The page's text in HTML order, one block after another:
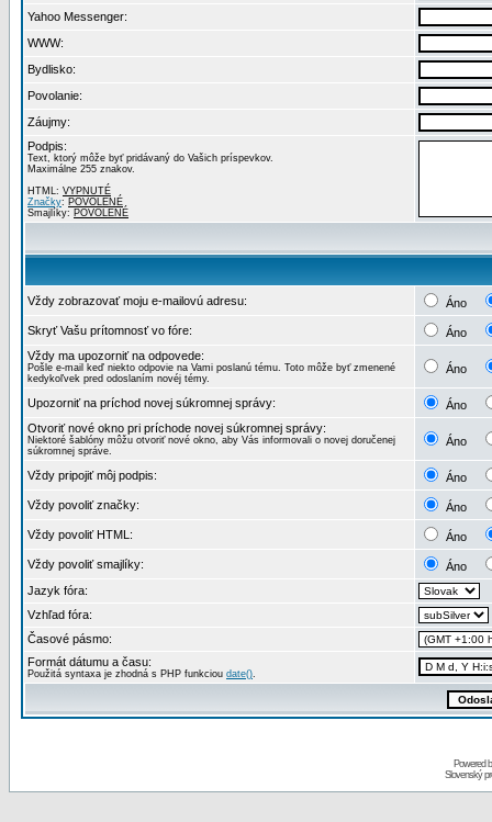
Yahoo Messenger:
WWW:
Bydlisko:
Povolanie:
Záujmy:
Podpis:
Text, ktorý môže byť pridávaný do Vašich príspevkov.
Maximálne 255 znakov.
HTML: VYPNUTÉ
Značky: POVOLENÉ
Smajlíky: POVOLENÉ
Vždy zobrazovať moju e-mailovú adresu: Áno
Skryť Vašu prítomnosť vo fóre:
Áno
Vždy ma upozorniť na odpovede:
Pošle e-mail keď niekto odpovie na Vami poslanú tému. Toto môže byť zmenené
kedykoľvek pred odoslaním novéj témy.
Áno
Upozorniť na príchod novej súkromnej správy:
Áno
Otvoriť nové okno pri príchode novej súkromnej správy:
Niektoré šablóny môžu otvoriť nové okno, aby Vás informovali o novej doručenej
súkromnej správe.
Áno
Vždy pripojiť môj podpis: Áno
Vždy povoliť značky: Áno
Vždy povoliť HTML: Áno
Vždy povoliť smajlíky:
Áno
Jazyk fóra:
Vzhľad fóra:
Časové pásmo:
Formát dátumu a času:
Použitá syntaxa je zhodná s PHP funkciou date().
Powered
Slovenský